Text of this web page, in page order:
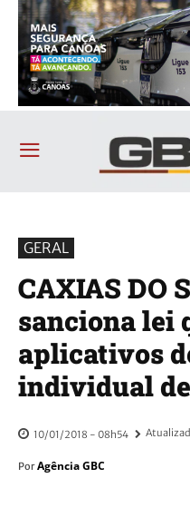
GERAL
CAXIAS DO
sanciona lei
aplicativos
individual
10/01/2018 - 08h54
Por Agência GBC